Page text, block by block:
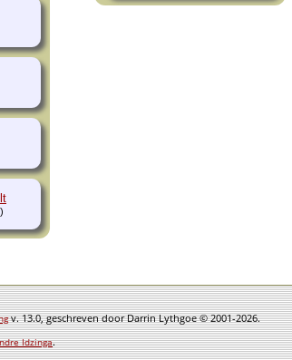
v. 13.0, geschreven door Darrin Lythgoe © 2001-2026.
Idzinga.